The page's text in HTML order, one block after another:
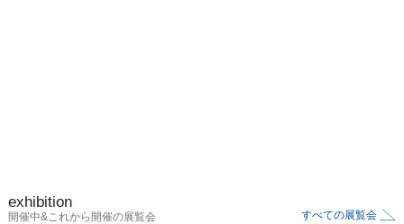
exhibition
開催中&これから開催の展覧会 すべての展覧会